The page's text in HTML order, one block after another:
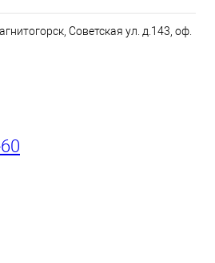
Советская ул. д.143, оф.